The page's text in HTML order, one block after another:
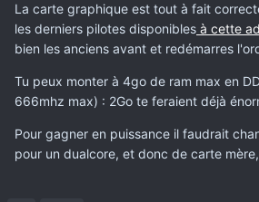
La carte graphique est tout à fait
les derniers pilotes disponibles à cette
bien les anciens avant et redémarres
Tu peux monter à 4go de ram max en
666mhz max) : 2Go te feraient déjà
Pour gagner en puissance il faudrait
pour un dualcore, et donc de carte